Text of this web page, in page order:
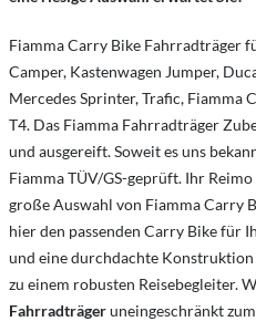
Fiamma Carry Bike Fahrradträger
Camper, Kastenwagen Jumper,
Mercedes Sprinter, Trafic, Fiamma
T4. Das Fiamma Fahrradträger
und ausgereift. Soweit es uns
Fiamma TÜV/GS-geprüft. Ihr
große Auswahl von Fiamma Carry
hier den passenden Carry Bike für
und eine durchdachte
zu einem robusten Reisebegleiter.
Fahrradträgeruneingeschränkt